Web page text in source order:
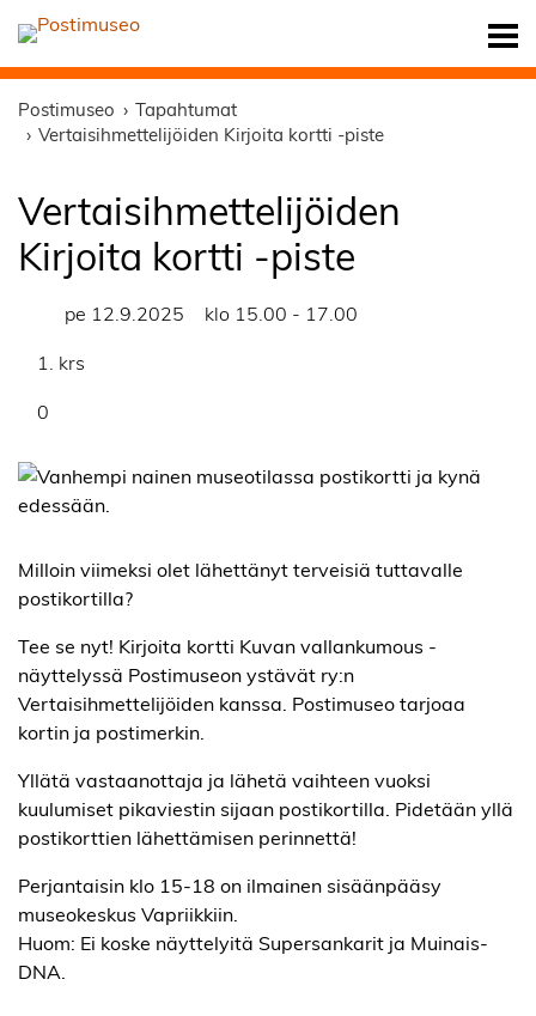
Postimuseo
Tapahtumat
Vertaisihmettelijöiden Kirjoita kortti -piste
Vertaisihmettelijöiden
Kirjoita kortti -piste
pe 12.9.2025
klo 15.00 - 17.00
1. krs
0
Milloin viimeksi olet lähettänyt terveisiä tuttavalle
postikortilla?
Tee se nyt! Kirjoita kortti Kuvan vallankumous -
näyttelyssä Postimuseon ystävät ry:n
Vertaisihmettelijöiden kanssa. Postimuseo tarjoaa
kortin ja postimerkin.
Yllätä vastaanottaja ja lähetä vaihteen vuoksi
kuulumiset pikaviestin sijaan postikortilla. Pidetään yllä
postikorttien lähettämisen perinnettä!
Perjantaisin klo 15-18 on ilmainen sisäänpääsy
museokeskus Vapriikkiin.
Huom: Ei koske näyttelyitä Supersankarit ja Muinais-
DNA.